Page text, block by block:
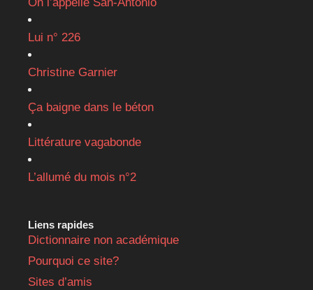
On l’appelle San-Antonio
Lui n° 226
Christine Garnier
Ça baigne dans le béton
Littérature vagabonde
L’allumé du mois n°2
Liens rapides
Dictionnaire non académique
Pourquoi ce site?
Sites d’amis